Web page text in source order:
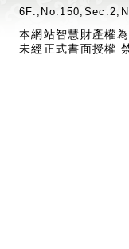
本網站智慧財產權
未經正式書面授權